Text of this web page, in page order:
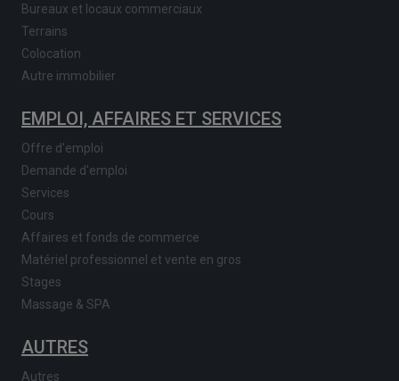
Bureaux et locaux commerciaux
Terrains
Colocation
Autre immobilier
EMPLOI, AFFAIRES ET SERVICES
Offre d'emploi
Demande d'emploi
Services
Cours
Affaires et fonds de commerce
Matériel professionnel et vente en gros
Stages
Massage & SPA
AUTRES
Autres